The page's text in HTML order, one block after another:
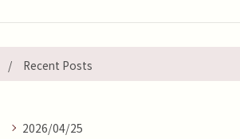
Recent Posts
2026/04/25